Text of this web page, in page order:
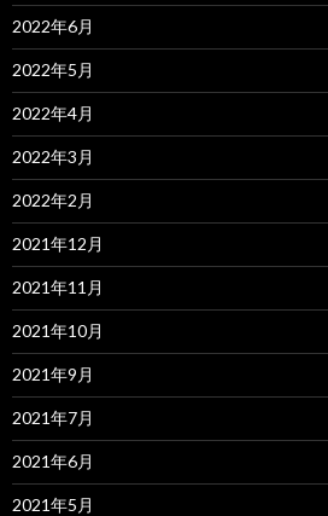
2022年6月
2022年5月
2022年4月
2022年3月
2022年2月
2021年12月
2021年11月
2021年10月
2021年9月
2021年7月
2021年6月
2021年5月